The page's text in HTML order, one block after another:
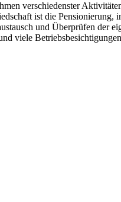
verschiedenster
ist die Pensionierung,
und Überprüfen der
viele